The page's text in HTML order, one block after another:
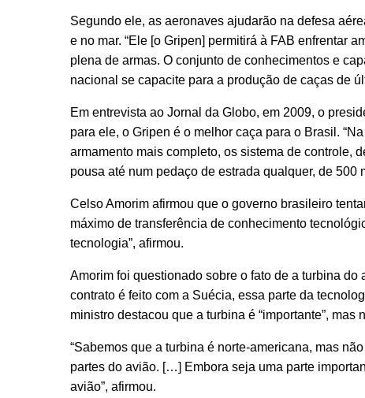
Segundo ele, as aeronaves ajudarão na defesa
e no mar. “Ele [o Gripen] permitirá à FAB enfrentar
plena de armas. O conjunto de conhecimentos e
nacional se capacite para a produção de caças de
Em entrevista ao Jornal da Globo, em 2009, o
para ele, o Gripen é o melhor caça para o Brasil.
armamento mais completo, os sistema de controle,
pousa até num pedaço de estrada qualquer, de 500
Celso Amorim afirmou que o governo brasileiro
máximo de transferência de conhecimento
tecnologia”, afirmou.
Amorim foi questionado sobre o fato de a turbina
contrato é feito com a Suécia, essa parte da
ministro destacou que a turbina é “importante”, mas
“Sabemos que a turbina é norte-americana, mas
partes do avião. […] Embora seja uma parte
avião”, afirmou.